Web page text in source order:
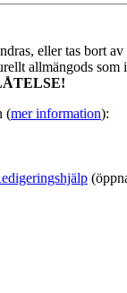
eller tas bort
allmängods
(mer information):